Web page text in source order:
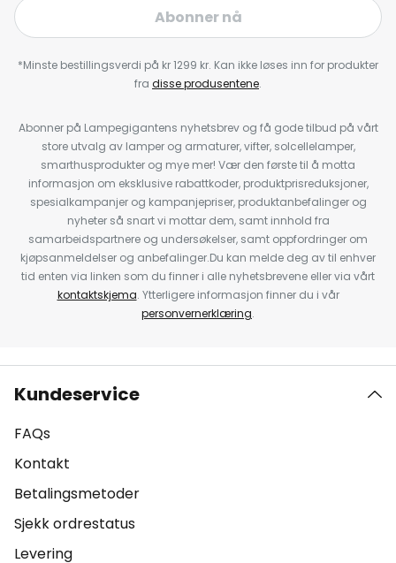
Abonner nå
*Minste bestillingsverdi på kr 1299 kr. Kan ikke løses inn for produkter
fra disse produsentene.
Abonner på Lampegigantens nyhetsbrev og få gode tilbud på vårt
store utvalg av lamper og armaturer, vifter, solcellelamper,
smarthusprodukter og mye mer! Vær den første til å motta
informasjon om eksklusive rabattkoder, produktprisreduksjoner,
spesialkampanjer og kampanjepriser, produktanbefalinger og
nyheter så snart vi mottar dem, samt innhold fra
samarbeidspartnere og undersøkelser, samt oppfordringer om
kjøpsanmeldelser og anbefalinger.Du kan melde deg av til enhver
tid enten via linken som du finner i alle nyhetsbrevene eller via vårt
kontaktskjema. Ytterligere informasjon finner du i vår
personvernerklæring.
Kundeservice
FAQs
Kontakt
Betalingsmetoder
Sjekk ordrestatus
Levering